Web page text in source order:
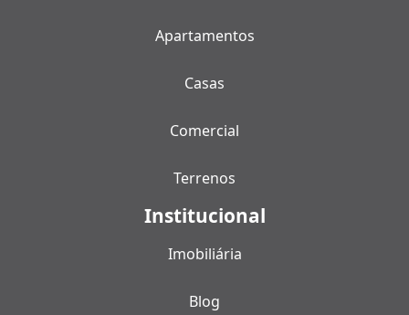
Apartamentos
Casas
Comercial
Terrenos
Institucional
Imobiliária
Blog